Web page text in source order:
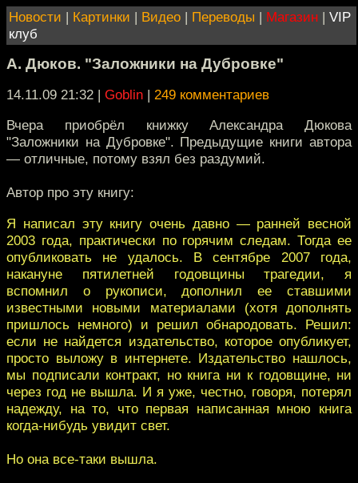
Новости | Картинки | Видео | Переводы | Магазин | VIP
клуб
А. Дюков. "Заложники на Дубровке"
14.11.09 21:32 | Goblin | 249 комментариев
Вчера приобрёл книжку Александра Дюкова
"Заложники на Дубровке". Предыдущие книги автора
— отличные, потому взял без раздумий.
Автор про эту книгу:
Я написал эту книгу очень давно — ранней весной
2003 года, практически по горячим следам. Тогда ее
опубликовать не удалось. В сентябре 2007 года,
накануне пятилетней годовщины трагедии, я
вспомнил о рукописи, дополнил ее ставшими
известными новыми материалами (хотя дополнять
пришлось немного) и решил обнародовать. Решил:
если не найдется издательство, которое опубликует,
просто выложу в интернете. Издательство нашлось,
мы подписали контракт, но книга ни к годовщине, ни
через год не вышла. И я уже, честно, говоря, потерял
надежду, на то, что первая написанная мною книга
когда-нибудь увидит свет.
Но она все-таки вышла.